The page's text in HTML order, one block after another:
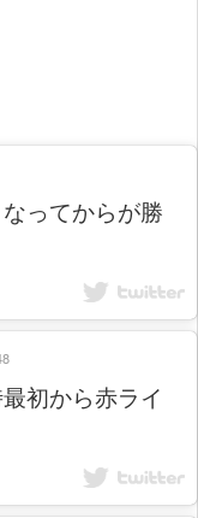
ってからが勝
初から赤ライ